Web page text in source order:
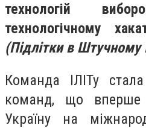
технологій
технологічному
(Підлітки в Штучному
Команда ІЛІТу
команд, що вперше
Україну на